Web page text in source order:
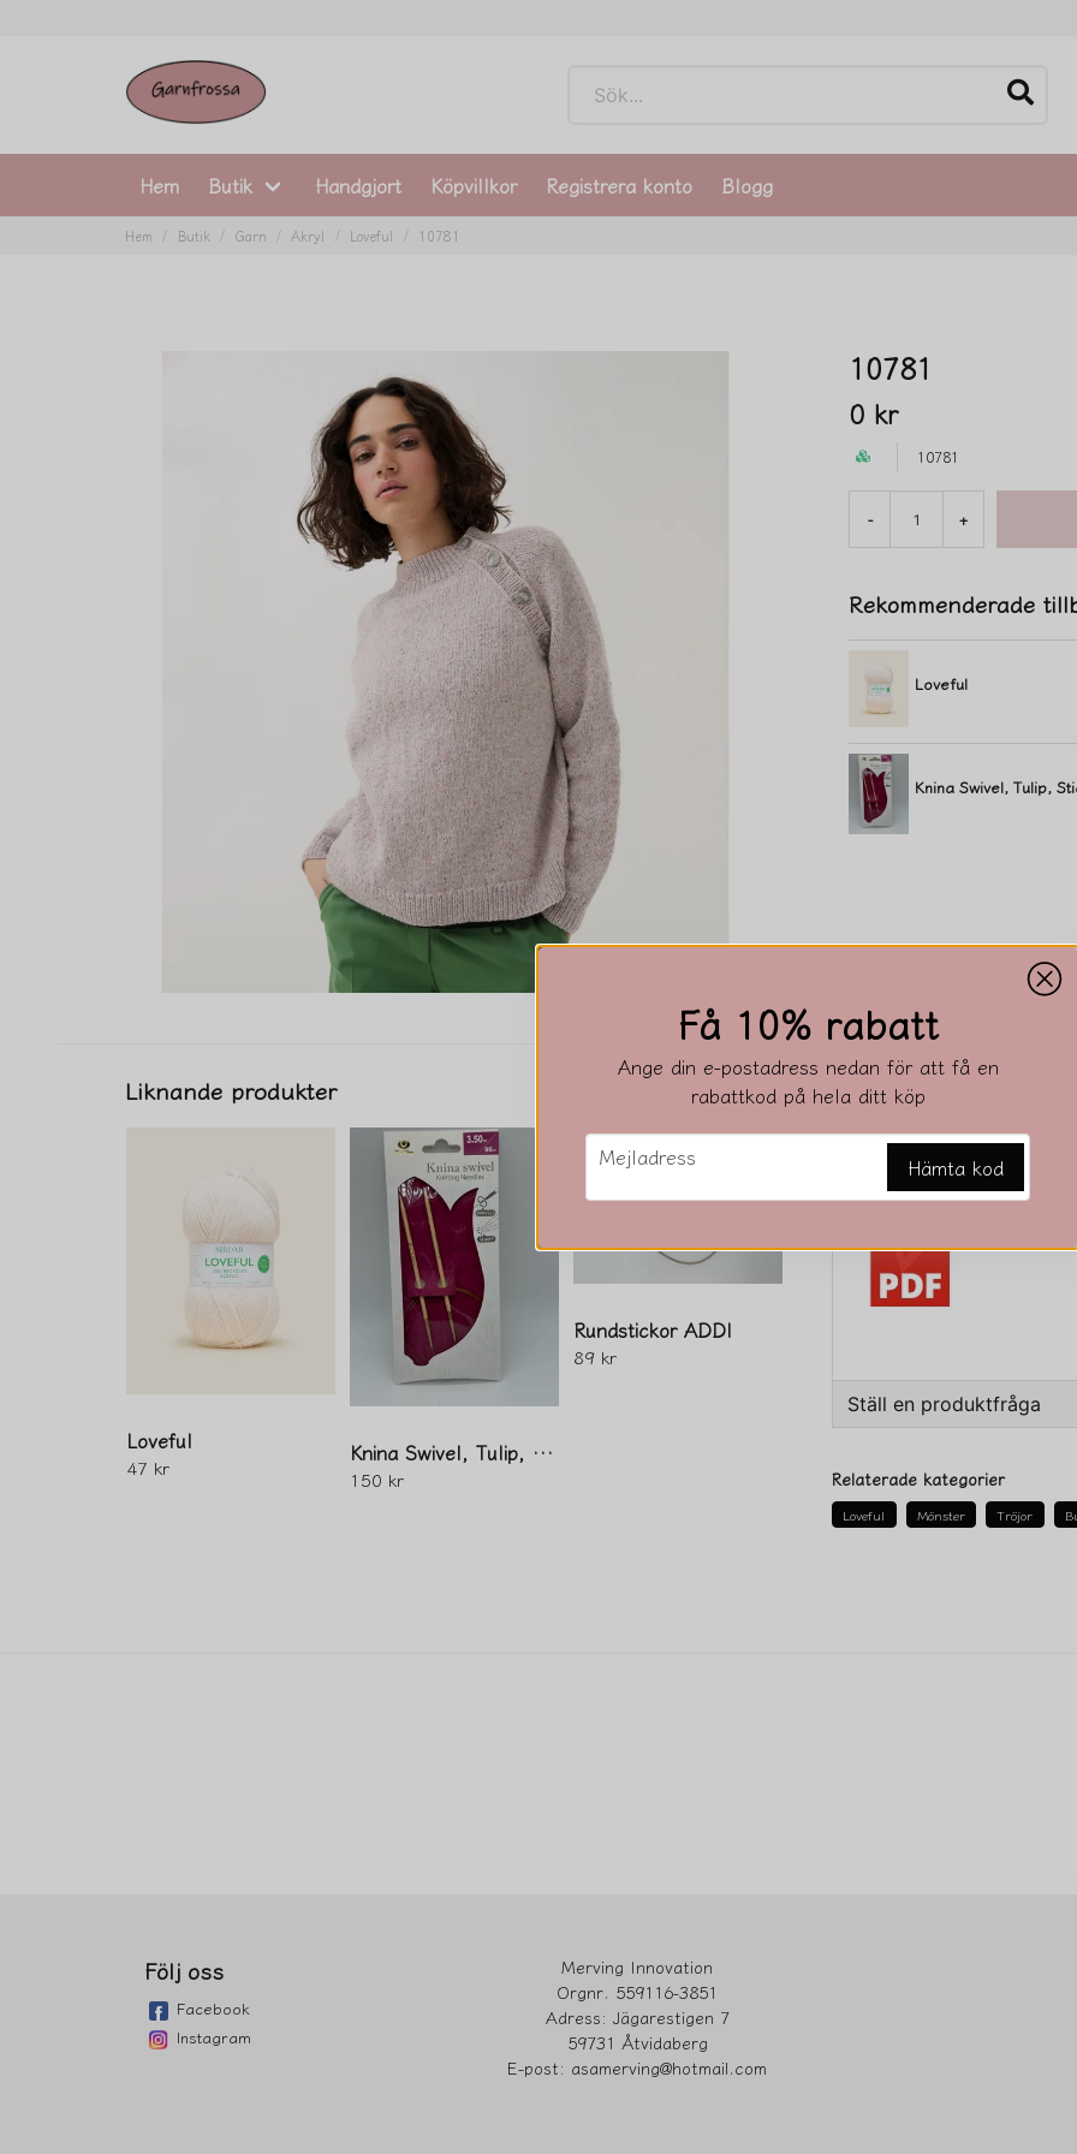
Hem Butik Handgjort Köpvillkor Registrera konto Blogg
Hem Butik Garn Akryl Loveful 10781
10781
0 kr
10781
- +
Rekommenderade
Loveful
Knina Swivel, Tulip,
Liknande produkter
Loveful
47 kr
Knina Swivel, Tulip, Stickor som snurrar
150 kr
Rundstickor ADDI
89 kr
Beskrivning
Beskrivning av 10781
Ställ en produktfråga
Fråga oss något om
Relaterade kategorier
Loveful Mönster Tröjor
Få 10% rabatt
Ange din e-postadress nedan för att få en
rabattkod på hela ditt köp
email
Mejladress Hämta kod
Följ oss
Facebook
Instagram
Merving Innovation
Orgnr. 559116-3851
Adress: Jägarestigen 7
59731 Åtvidaberg
E-post: asamerving@hotmail.com